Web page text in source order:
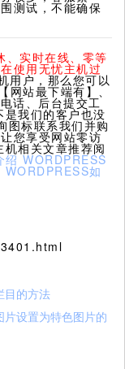
测试，不能确保
实时在线、零等
使用无忧主机过
用户，那么您可以
网站最下端有】、
话、后台提交工
我们的客户也没
图标联系我们并购
您享受网站零访
相关文章推荐阅
绍 WORDPRESS
WORDPRESS如
目的方法
设置为特色图片的